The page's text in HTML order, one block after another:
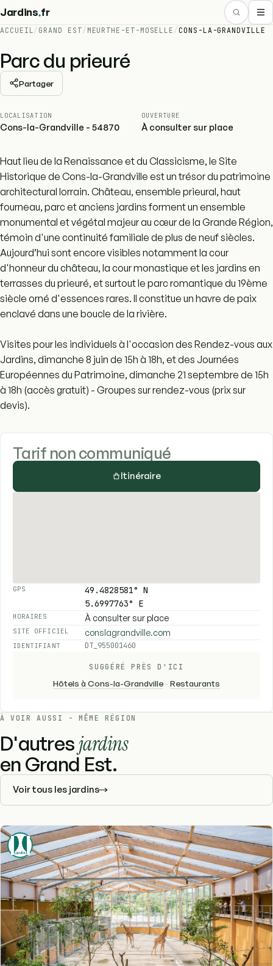
Jardins.fr
ACCUEIL/ GRAND EST/ MEURTHE-ET-MOSELLE /CONS-LA-GRANDVILLE
Parc du prieuré
Partager
LOCALISATION
Cons-la-Grandville - 54870
OUVERTURE
À consulter sur place
Haut lieu de la Renaissance et du Classicisme, le Site
Historique de Cons-la-Grandville est un trésor du patrimoine
architectural lorrain. Château, ensemble prieural, haut
fourneau, parc et anciens jardins forment un ensemble
monumental et végétal majeur au cœur de la Grande Région,
témoin d'une continuité familiale de plus de neuf siècles.
Aujourd’hui sont encore visibles notamment la cour
d'honneur du château, la cour monastique et les jardins en
terrasses du prieuré, et surtout le parc romantique du 19ème
siècle orné d'essences rares. Il constitue un havre de paix
enclavé dans une boucle de la rivière.
Visites pour les individuels à l'occasion des Rendez-vous aux
Jardins, dimanche 8 juin de 15h à 18h, et des Journées
Européennes du Patrimoine, dimanche 21 septembre de 15h
à 18h (accès gratuit) - Groupes sur rendez-vous (prix sur
devis).
Tarif non communiqué
Itinéraire
GPS
49.4828581° N
5.6997763° E
HORAIRES À consulter sur place
SITE OFFICIEL conslagrandville.com
IDENTIFIANT DT_955001460
SUGGÉRÉ PRÈS D'ICI
Hôtels à Cons-la-Grandville-Restaurants
À VOIR AUSSI - MÊME RÉGION
D'autresjardins
en Grand Est.
Voir tous les jardins